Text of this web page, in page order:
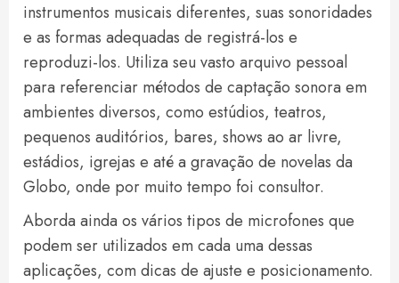
instrumentos musicais diferentes, suas sonoridades
e as formas adequadas de registrá-los e
reproduzi-los. Utiliza seu vasto arquivo pessoal
para referenciar métodos de captação sonora em
ambientes diversos, como estúdios, teatros,
pequenos auditórios, bares, shows ao ar livre,
estádios, igrejas e até a gravação de novelas da
Globo, onde por muito tempo foi consultor.
Aborda ainda os vários tipos de microfones que
podem ser utilizados em cada uma dessas
aplicações, com dicas de ajuste e posicionamento.